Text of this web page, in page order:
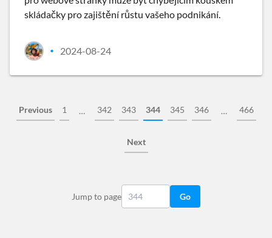
skládačky pro zajištění růstu vašeho podnikání.
• 2024-08-24
Previous 1 … 342 343 344 345 346 … 466
Next
Jump to page Go